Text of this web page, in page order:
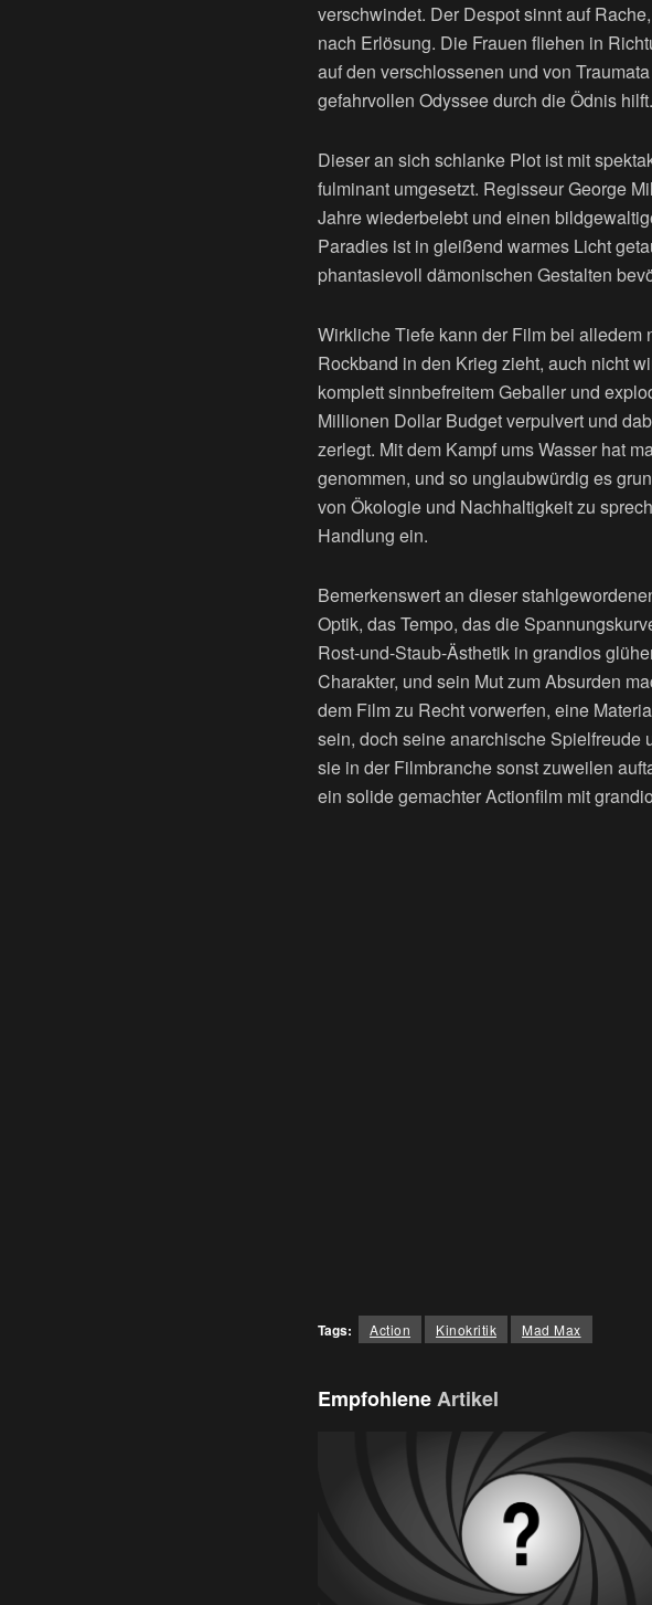
verschwindet. Der Despot sinnt auf
nach Erlösung. Die Frauen fliehen in
auf den verschlossenen und von
gefahrvollen Odyssee durch die Ödnis hilft.
Dieser an sich schlanke Plot ist mit
fulminant umgesetzt. Regisseur George
Jahre wiederbelebt und einen
Paradies ist in gleißend warmes Licht
phantasievoll dämonischen Gestalten
Wirkliche Tiefe kann der Film bei
Rockband in den Krieg zieht, auch nicht
komplett sinnbefreitem Geballer und
Millionen Dollar Budget verpulvert und
zerlegt. Mit dem Kampf ums Wasser hat
genommen, und so unglaubwürdig es
von Ökologie und Nachhaltigkeit zu
Handlung ein.
Bemerkenswert an dieser
Optik, das Tempo, das die
Rost-und-Staub-Ästhetik in grandios
Charakter, und sein Mut zum Absurden
dem Film zu Recht vorwerfen, eine
sein, doch seine anarchische Spielfreude
sie in der Filmbranche sonst zuweilen
ein solide gemachter Actionfilm mit
Tags: Action Kinokritik Mad Max
EmpfohleneArtikel